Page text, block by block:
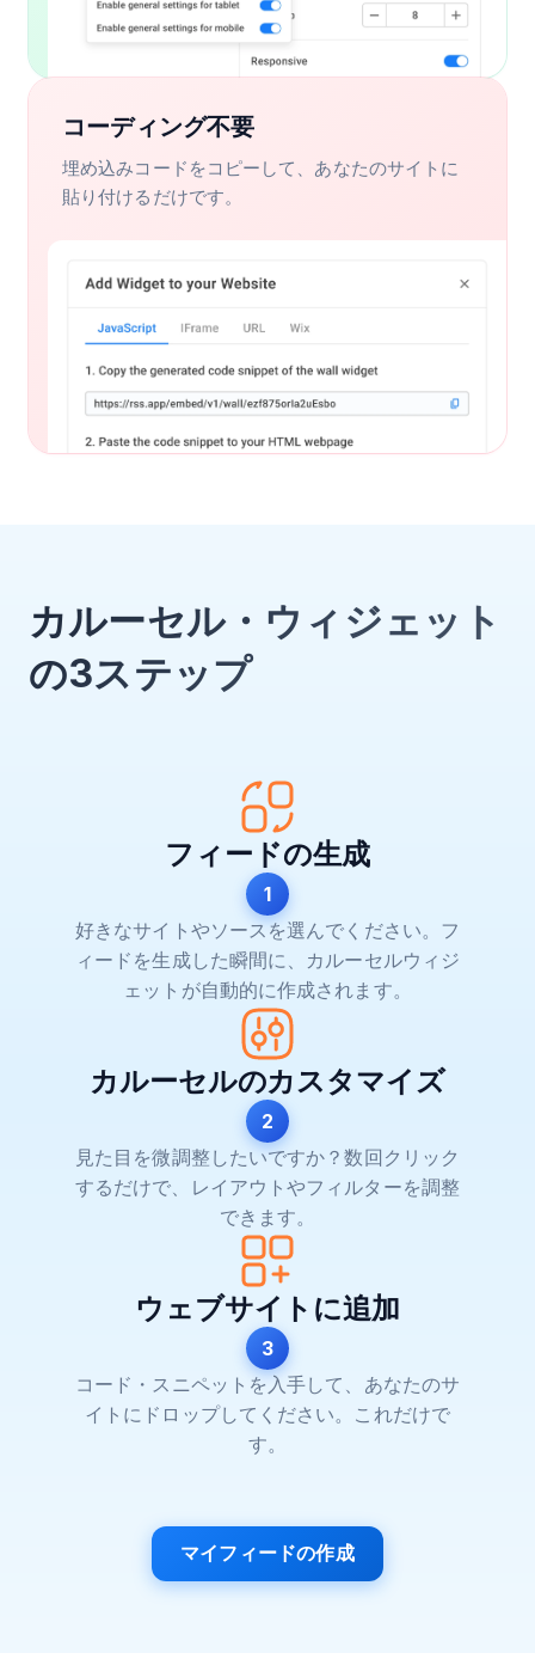
コーディング不要
埋め込みコードをコピーして、あなたのサイトに
貼り付けるだけです。
カルーセル・ウィジェット
の3ステップ
フィードの生成
1
好きなサイトやソースを選んでください。フ
ィードを生成した瞬間に、カルーセルウィジ
ェットが自動的に作成されます。
カルーセルのカスタマイズ
2
見た目を微調整したいですか？数回クリック
するだけで、レイアウトやフィルターを調整
できます。
ウェブサイトに追加
3
コード・スニペットを入手して、あなたのサ
イトにドロップしてください。これだけで
す。
マイフィードの作成